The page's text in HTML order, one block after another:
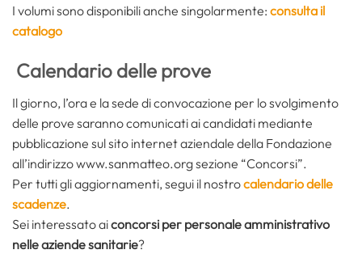
I volumi sono disponibili anche singolarmente: consulta il
catalogo
Calendario delle prove
Il giorno, l’ora e la sede di convocazione per lo svolgimento
delle prove saranno comunicati ai candidati mediante
pubblicazione sul sito internet aziendale della Fondazione
all’indirizzo www.sanmatteo.org sezione “Concorsi”.
Per tutti gli aggiornamenti, segui il nostrocalendario delle
scadenze.
Sei interessato aiconcorsi per personale amministrativo
nelle aziende sanitarie?